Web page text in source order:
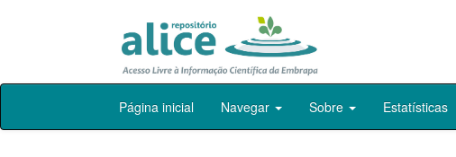
Skip
Página inicial Navegar Sobre Estatísticas